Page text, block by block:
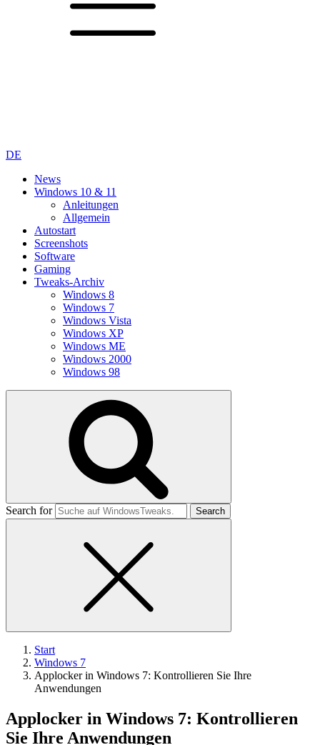
DE
News
Windows 10 & 11
Anleitungen
Allgemein
Autostart
Screenshots
Software
Gaming
Tweaks-Archiv
Windows 8
Windows 7
Windows Vista
Windows XP
Windows ME
Windows 2000
Windows 98
Search for
Start
Windows 7
Applocker in Windows 7: Kontrollieren Sie Ihre
Anwendungen
Applocker in Windows 7: Kontrollieren
Sie Ihre Anwendungen